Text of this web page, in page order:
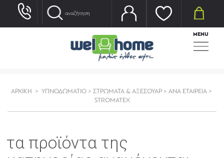
MENU
ΑΡΧΙΚΗ > ΥΠΝΟΔΩΜΑΤΙΟ > ΣΤΡΩΜΑΤΑ & ΑΞΕΣΟΥΑΡ > ΑΝΑ ΕΤΑΙΡΕΙΑ >
STROMATEX
τα προϊόντα της